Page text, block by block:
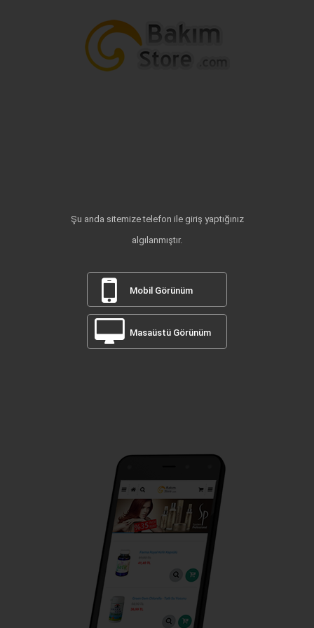
Şu anda sitemize telefon ile giriş yaptığınız
algılanmıştır.
Mobil Görünüm
Masaüstü Görünüm